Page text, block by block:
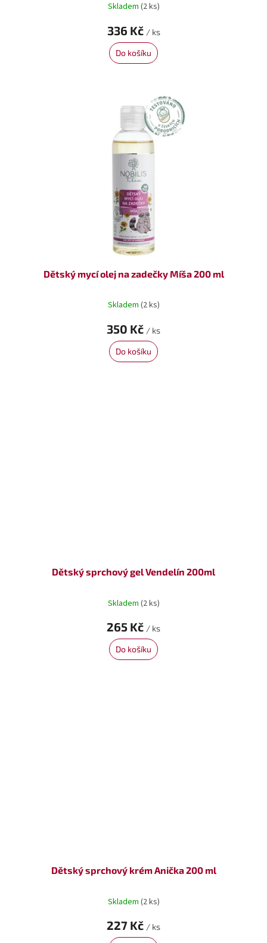
Skladem (2 ks)
336 Kč / ks
Do košíku
Dětský mycí olej na zadečky Míša 200 ml
Skladem (2 ks)
350 Kč / ks
Do košíku
Dětský sprchový gel Vendelín 200ml
Skladem (2 ks)
265 Kč / ks
Do košíku
Dětský sprchový krém Anička 200 ml
Skladem (2 ks)
227 Kč / ks